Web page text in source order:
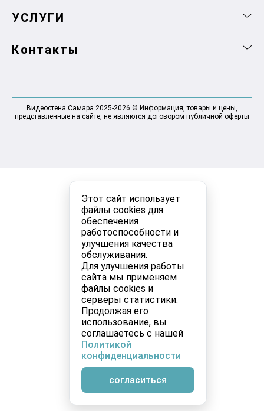
Этот сайт использует
файлы cookies для
обеспечения
работоспособности и
улучшения качества
обслуживания.
Для улучшения работы
сайта мы применяем
файлы cookies и
серверы статистики.
Продолжая его
использование, вы
соглашаетесь с нашей
Политикой
конфиденциальности
согласиться
УСЛУГИ
Контакты
Видеостена Самара 2025-2026 © Информация, товары и цены,
представленные на сайте, не являются договором публичной оферты